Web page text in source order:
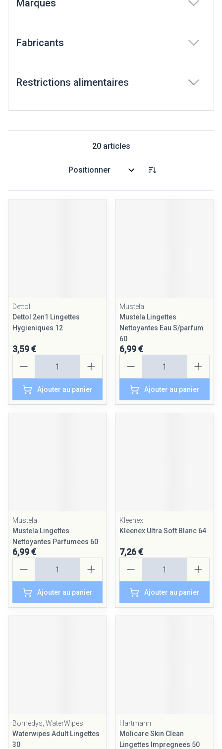
Marques
Fabricants
Restrictions alimentaires
20articles
Trier par:
Dettol
Dettol 2en1 Lingettes
Hygieniques 12
3,59 €
Ajouter au panier
Mustela
Mustela Lingettes
Nettoyantes Eau S/parfum
60
6,99 €
Ajouter au panier
Mustela
Mustela Lingettes
Nettoyantes Parfumees 60
6,99 €
Ajouter au panier
Kleenex
Kleenex Ultra Soft Blanc 64
7,26 €
Ajouter au panier
Bomedys, WaterWipes
Waterwipes Adult Lingettes
30
Hartmann
Molicare Skin Clean
Lingettes Impregnees 50